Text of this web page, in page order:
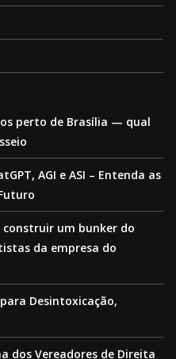
perto de Brasília — qual
AGI e ASI – Entenda as
construir um bunker do
da empresa do
Desintoxicação,
dos Vereadores de Direita